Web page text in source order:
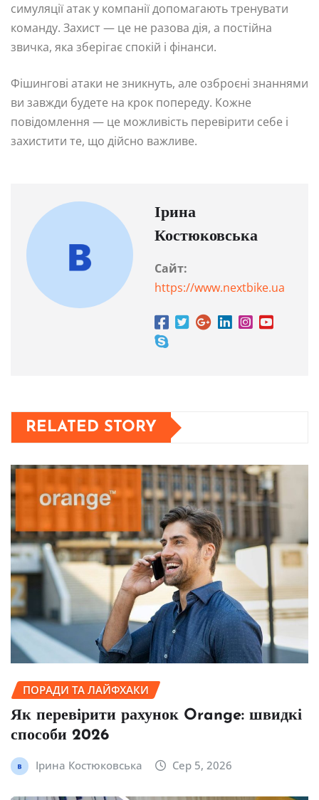
симуляції атак у компанії допомагають тренувати
команду. Захист — це не разова дія, а постійна
звичка, яка зберігає спокій і фінанси.
Фішингові атаки не зникнуть, але озброєні знаннями
ви завжди будете на крок попереду. Кожне
повідомлення — це можливість перевірити себе і
захистити те, що дійсно важливе.
Ірина
Костюковська
Сайт:
https://www.nextbike.ua
RELATED STORY
ПОРАДИ ТА ЛАЙФХАКИ
Як перевірити рахунок Orange: швидкі
способи 2026
Ірина Костюковська Сер 5, 2026